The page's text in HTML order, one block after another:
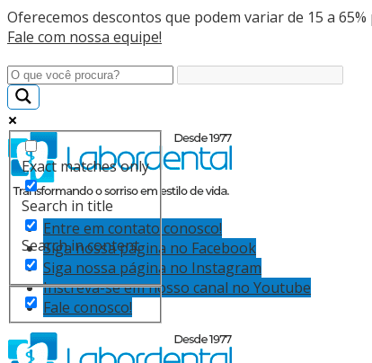
Oferecemos descontos que podem variar de 15 a
Fale com nossa equipe!
Exact matches only
Search in title
Search in content
Entre em contato conosco!
Siga nossa página no Facebook
Siga nossa página no Instagram
Inscreva-se em nosso canal no Youtube
Fale conosco!